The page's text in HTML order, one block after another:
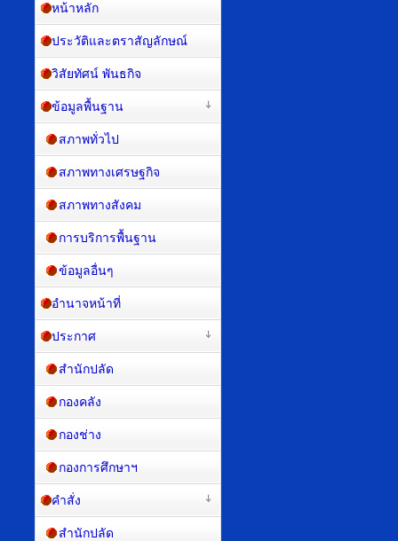
หน้าหลัก
ประวัติและตราสัญลักษณ์
วิสัยทัศน์ พันธกิจ
ข้อมูลพื้นฐาน
สภาพทั่วไป
สภาพทางเศรษฐกิจ
สภาพทางสังคม
การบริการพื้นฐาน
ข้อมูลอื่นๆ
อำนาจหน้าที่
ประกาศ
สำนักปลัด
กองคลัง
กองช่าง
กองการศึกษาฯ
คำสั่ง
สำนักปลัด